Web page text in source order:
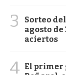
3
Sorteo
agosto de
aciertos
4 El primer